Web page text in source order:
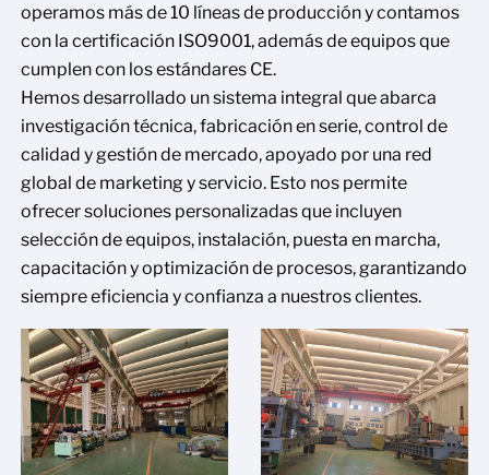
operamos más de 10 líneas de producción y contamos
con la certificación ISO9001, además de equipos que
cumplen con los estándares CE.
Hemos desarrollado un sistema integral que abarca
investigación técnica, fabricación en serie, control de
calidad y gestión de mercado, apoyado por una red
global de marketing y servicio. Esto nos permite
ofrecer soluciones personalizadas que incluyen
selección de equipos, instalación, puesta en marcha,
capacitación y optimización de procesos, garantizando
siempre eficiencia y confianza a nuestros clientes.